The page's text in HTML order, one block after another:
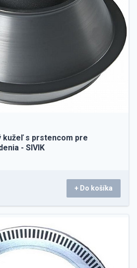
kužeľ s prstencom pre
- SIVIK
+ Do košíka